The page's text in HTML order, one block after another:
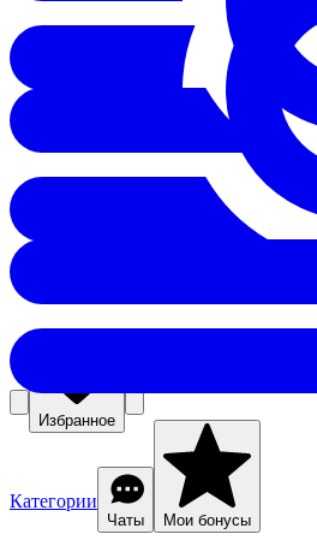
Избранное
Категории
Чаты Мои бонусы